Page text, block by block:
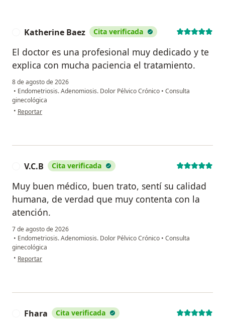
Katherine Baez Cita verificada
El doctor es una profesional muy dedicado y te
explica con mucha paciencia el tratamiento.
8 de agosto de 2026
• Endometriosis. Adenomiosis. Dolor Pélvico Crónico • Consulta
ginecológica
• en opinión del usuario Katherine Baez
Reportar
V.C.B Cita verificada
Muy buen médico, buen trato, sentí su calidad
humana, de verdad que muy contenta con la
atención.
7 de agosto de 2026
• Endometriosis. Adenomiosis. Dolor Pélvico Crónico • Consulta
ginecológica
• en opinión del usuario V.C.B
Reportar
Fhara Cita verificada